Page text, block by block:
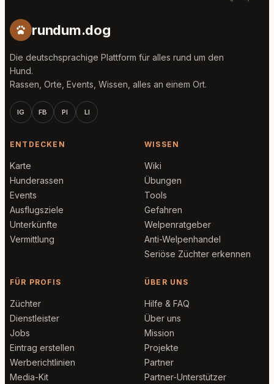
rundum.dog
Die deutschsprachige Plattform für alles rund um den
Hund.
Rassen, Orte, Events, Wissen, alles an einem Ort.
IG FB PI LI
ENTDECKEN
Karte
Hunderassen
Events
Ausflugsziele
Unterkünfte
Vermittlung
WISSEN
Wiki
Übungen
Tools
Gefahren
Welpenratgeber
Anti-Welpenhandel
Seriöse Züchter erkennen
FÜR PROFIS
Züchter
Dienstleister
Jobs
Eintrag erstellen
Werberichtlinien
Media-Kit
ÜBER UNS
Hilfe & FAQ
Über uns
Mission
Projekte
Partner
Partner-Unterstützer